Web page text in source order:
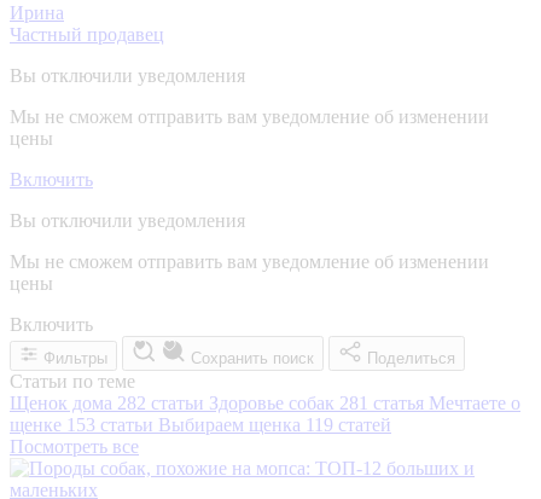
Ирина
Частный продавец
Вы отключили уведомления
Мы не сможем отправить вам уведомление об изменении
цены
Включить
Вы отключили уведомления
Мы не сможем отправить вам уведомление об изменении
цены
Включить
Фильтры Сохранить поиск Поделиться
Статьи по теме
Щенок дома 282 статьи Здоровье собак 281 статья Мечтаете о
щенке 153 статьи Выбираем щенка 119 статей
Посмотреть все